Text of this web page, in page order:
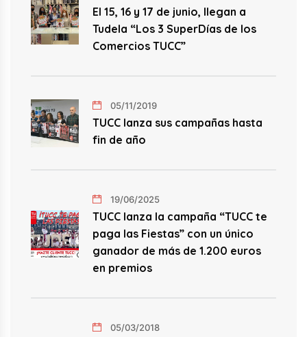
El 15, 16 y 17 de junio, llegan a
Tudela “Los 3 SuperDías de los
Comercios TUCC”
05/11/2019
TUCC lanza sus campañas hasta
fin de año
19/06/2025
TUCC lanza la campaña “TUCC te
paga las Fiestas” con un único
ganador de más de 1.200 euros
en premios
05/03/2018